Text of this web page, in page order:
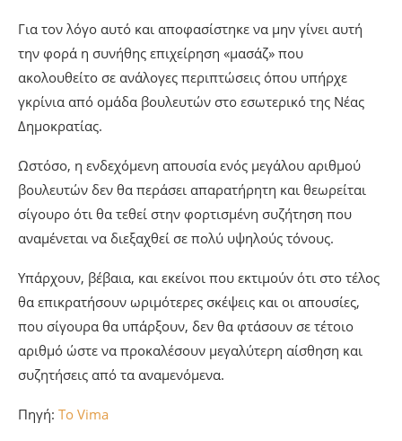
Για τον λόγο αυτό και αποφασίστηκε να μην γίνει αυτή
την φορά η συνήθης επιχείρηση «μασάζ» που
ακολουθείτο σε ανάλογες περιπτώσεις όπου υπήρχε
γκρίνια από ομάδα βουλευτών στο εσωτερικό της Νέας
Δημοκρατίας.
Ωστόσο, η ενδεχόμενη απουσία ενός μεγάλου αριθμού
βουλευτών δεν θα περάσει απαρατήρητη και θεωρείται
σίγουρο ότι θα τεθεί στην φορτισμένη συζήτηση που
αναμένεται να διεξαχθεί σε πολύ υψηλούς τόνους.
Υπάρχουν, βέβαια, και εκείνοι που εκτιμούν ότι στο τέλος
θα επικρατήσουν ωριμότερες σκέψεις και οι απουσίες,
που σίγουρα θα υπάρξουν, δεν θα φτάσουν σε τέτοιο
αριθμό ώστε να προκαλέσουν μεγαλύτερη αίσθηση και
συζητήσεις από τα αναμενόμενα.
Πηγή: To Vima